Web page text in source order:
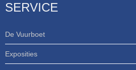
SERVICE
De Vuurboet
Exposities